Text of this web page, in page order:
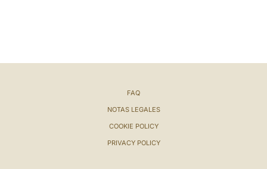
FAQ
NOTAS LEGALES
COOKIE POLICY
PRIVACY POLICY